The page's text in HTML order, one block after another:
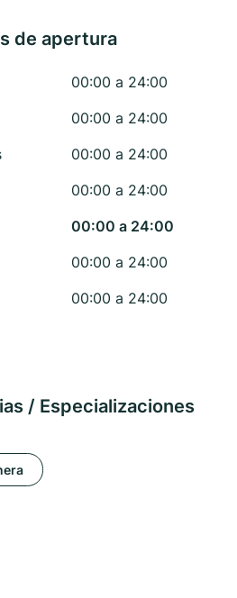
de apertura
00:00 a 24:00
00:00 a 24:00
00:00 a 24:00
00:00 a 24:00
00:00 a 24:00
00:00 a 24:00
00:00 a 24:00
/ Especializaciones